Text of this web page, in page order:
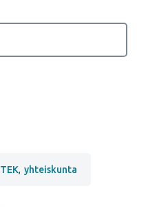
TEK, yhteiskunta